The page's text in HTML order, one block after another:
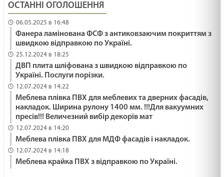
ОСТАННІ ОГОЛОШЕННЯ
06.05.2025 в 16:48
Фанера ламінована ФСФ з антиковзаючим покриттям з
швидкою відправкою по Україні.
25.12.2024 в 18:25
ДВП плита шліфована з швидкою відправкою по
Україні. Послуги порізки.
12.07.2024 в 14:22
Меблева плівка ПВХ для меблевих та дверних фасадів,
накладок. Ширина рулону 1400 мм. !!!Для вакуумних
пресів!!! Величезний вибір декорів мат
12.07.2024 в 14:20
Меблева плівка ПВХ для МДФ фасадів і накладок.
12.07.2024 в 14:18
Меблева крайка ПВХ з відправкою по Україні.